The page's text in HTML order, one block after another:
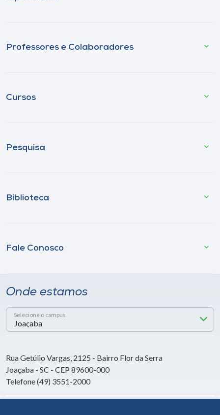
Professores e Colaboradores
Cursos
Pesquisa
Biblioteca
Fale Conosco
Onde estamos
Selecione o campus
Rua Getúlio Vargas, 2125 - Bairro Flor da Serra
Joaçaba - SC - CEP 89600-000
Telefone (49) 3551-2000